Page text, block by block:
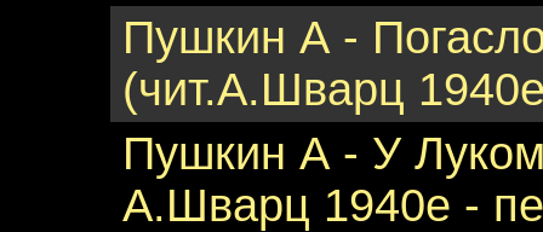
Пушкин А -
(чит.А.Шварц
Пушкин А - У
А.Шварц 1940е -